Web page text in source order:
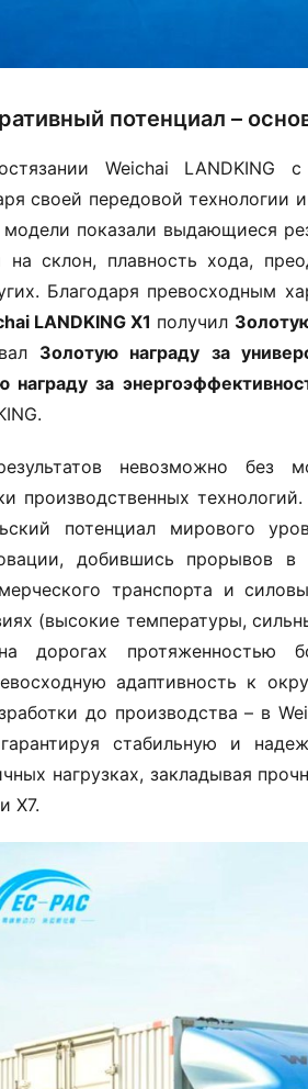
потенциал –
Weichai LANDKING
своей передовой технологии
показали выдающиеся
склон, плавность хода,
Благодаря превосходным
LANDKING X1​ ​ получил ​
​Золотую награду за
награду за
невозможно без
производственных
потенциал мирового
добившись прорывов в
транспорта и
(высокие температуры,
дорогах протяженностью
адаптивность к
до производства – в
гарантируя стабильную и
нагрузках, закладывая
X7.